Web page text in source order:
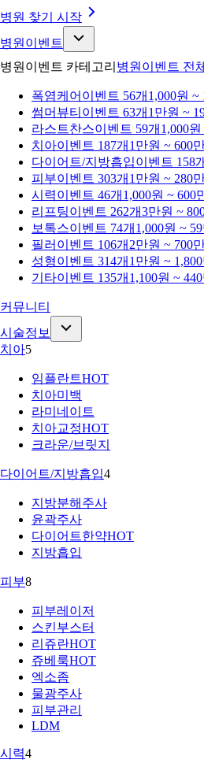
병원 찾기 시작
병원이벤트
병원이벤트 카테고리 병원이벤트 전
폭염케어 이벤트 56개 1,000원 ~
썸머뷰티 이벤트 63개 1만원 ~
라스트찬스이벤트 59개 1,000
치아이벤트 187개 1만원 ~ 600
다이어트/지방흡입이벤트 158
피부이벤트 303개 1만원 ~ 280
시력이벤트 46개 1,000원 ~ 600
리프팅이벤트 262개3만원 ~
보톡스이벤트 74개 1,000원 ~
필러 이벤트 106개 2만원 ~ 700
성형이벤트 314개 1만원 ~
기타이벤트 135개 1,100원 ~
커뮤니티
시술정보
치아5
임플란트HOT
치아미백
라미네이트
치아교정HOT
크라운/브릿지
다이어트/지방흡입4
지방분해주사
윤곽주사
다이어트한약HOT
지방흡입
피부8
피부레이저
스킨부스터
리쥬란HOT
쥬베룩HOT
엑소좀
물광주사
피부관리
LDM
시력4